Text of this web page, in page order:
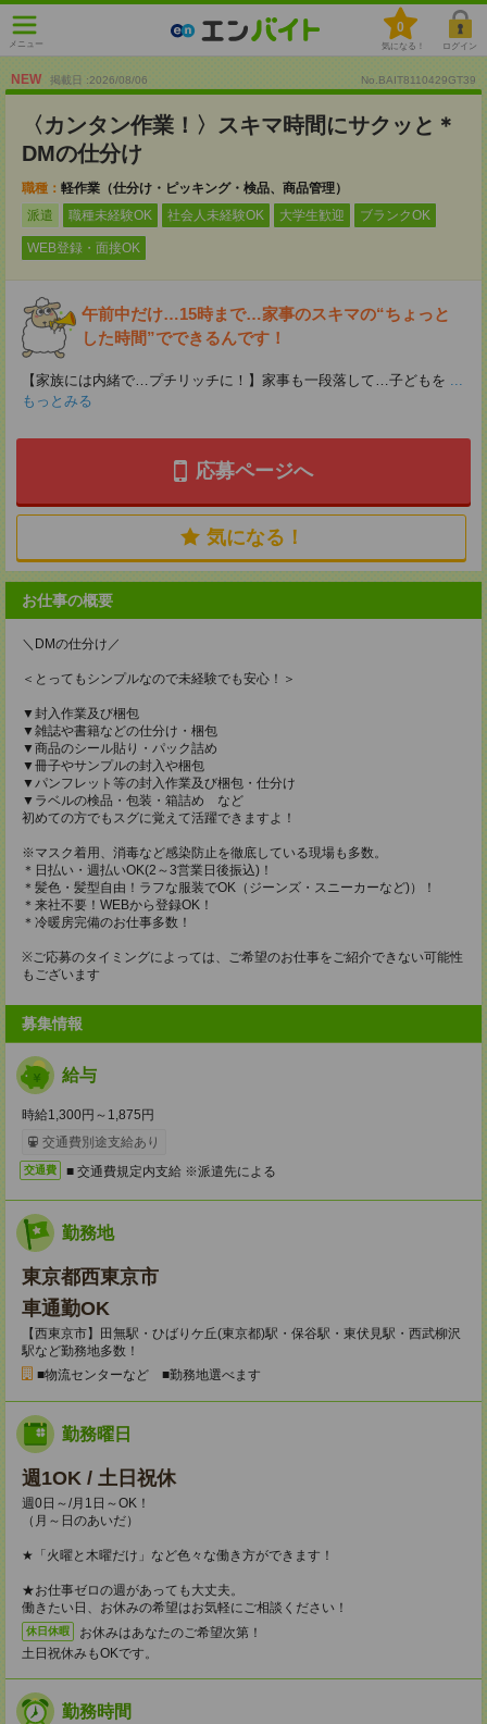
メニュー
0
気になる！ ログイン
NEW 掲載日 :2026/08/06 No.BAIT8110429GT39
〈カンタン作業！〉スキマ時間にサクッと＊
DMの仕分け
職種： 軽作業（仕分け・ピッキング・検品、商品管理）
派遣
職種未経験OK 社会人未経験OK 大学生歓迎 ブランクOK
WEB登録・面接OK
午前中だけ…15時まで…家事のスキマの“ちょっと
した時間”でできるんです！
【家族には内緒で…プチリッチに！】家事も一段落して…子どもを ...
もっとみる
応募ページへ
気になる！
お仕事の概要
＼DMの仕分け／
＜とってもシンプルなので未経験でも安心！＞
▼封入作業及び梱包
▼雑誌や書籍などの仕分け・梱包
▼商品のシール貼り・パック詰め
▼冊子やサンプルの封入や梱包
▼パンフレット等の封入作業及び梱包・仕分け
▼ラベルの検品・包装・箱詰め など
初めての方でもスグに覚えて活躍できますよ！
※マスク着用、消毒など感染防止を徹底している現場も多数。
＊日払い・週払いOK(2～3営業日後振込)！
＊髪色・髪型自由！ラフな服装でOK（ジーンズ・スニーカーなど)）！
＊来社不要！WEBから登録OK！
＊冷暖房完備のお仕事多数！
※ご応募のタイミングによっては、ご希望のお仕事をご紹介できない可能性
もございます
募集情報
給与
時給1,300円～1,875円
交通費別途支給あり
交通費 ■ 交通費規定内支給 ※派遣先による
勤務地
東京都西東京市
車通勤OK
【西東京市】田無駅・ひばりケ丘(東京都)駅・保谷駅・東伏見駅・西武柳沢
駅など勤務地多数！
■物流センターなど ■勤務地選べます
勤務曜日
週1OK / 土日祝休
週0日～/月1日～OK！
（月～日のあいだ）
★「火曜と木曜だけ」など色々な働き方ができます！
★お仕事ゼロの週があっても大丈夫。
働きたい日、お休みの希望はお気軽にご相談ください！
休日休暇
お休みはあなたのご希望次第！
土日祝休みもOKです。
勤務時間